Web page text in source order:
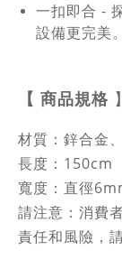
一扣即合 -
設備更完美。
【 商品規格 】
材質：鋅合金
長度：150cm
寬度：直徑
請注意：消費
責任和風險，